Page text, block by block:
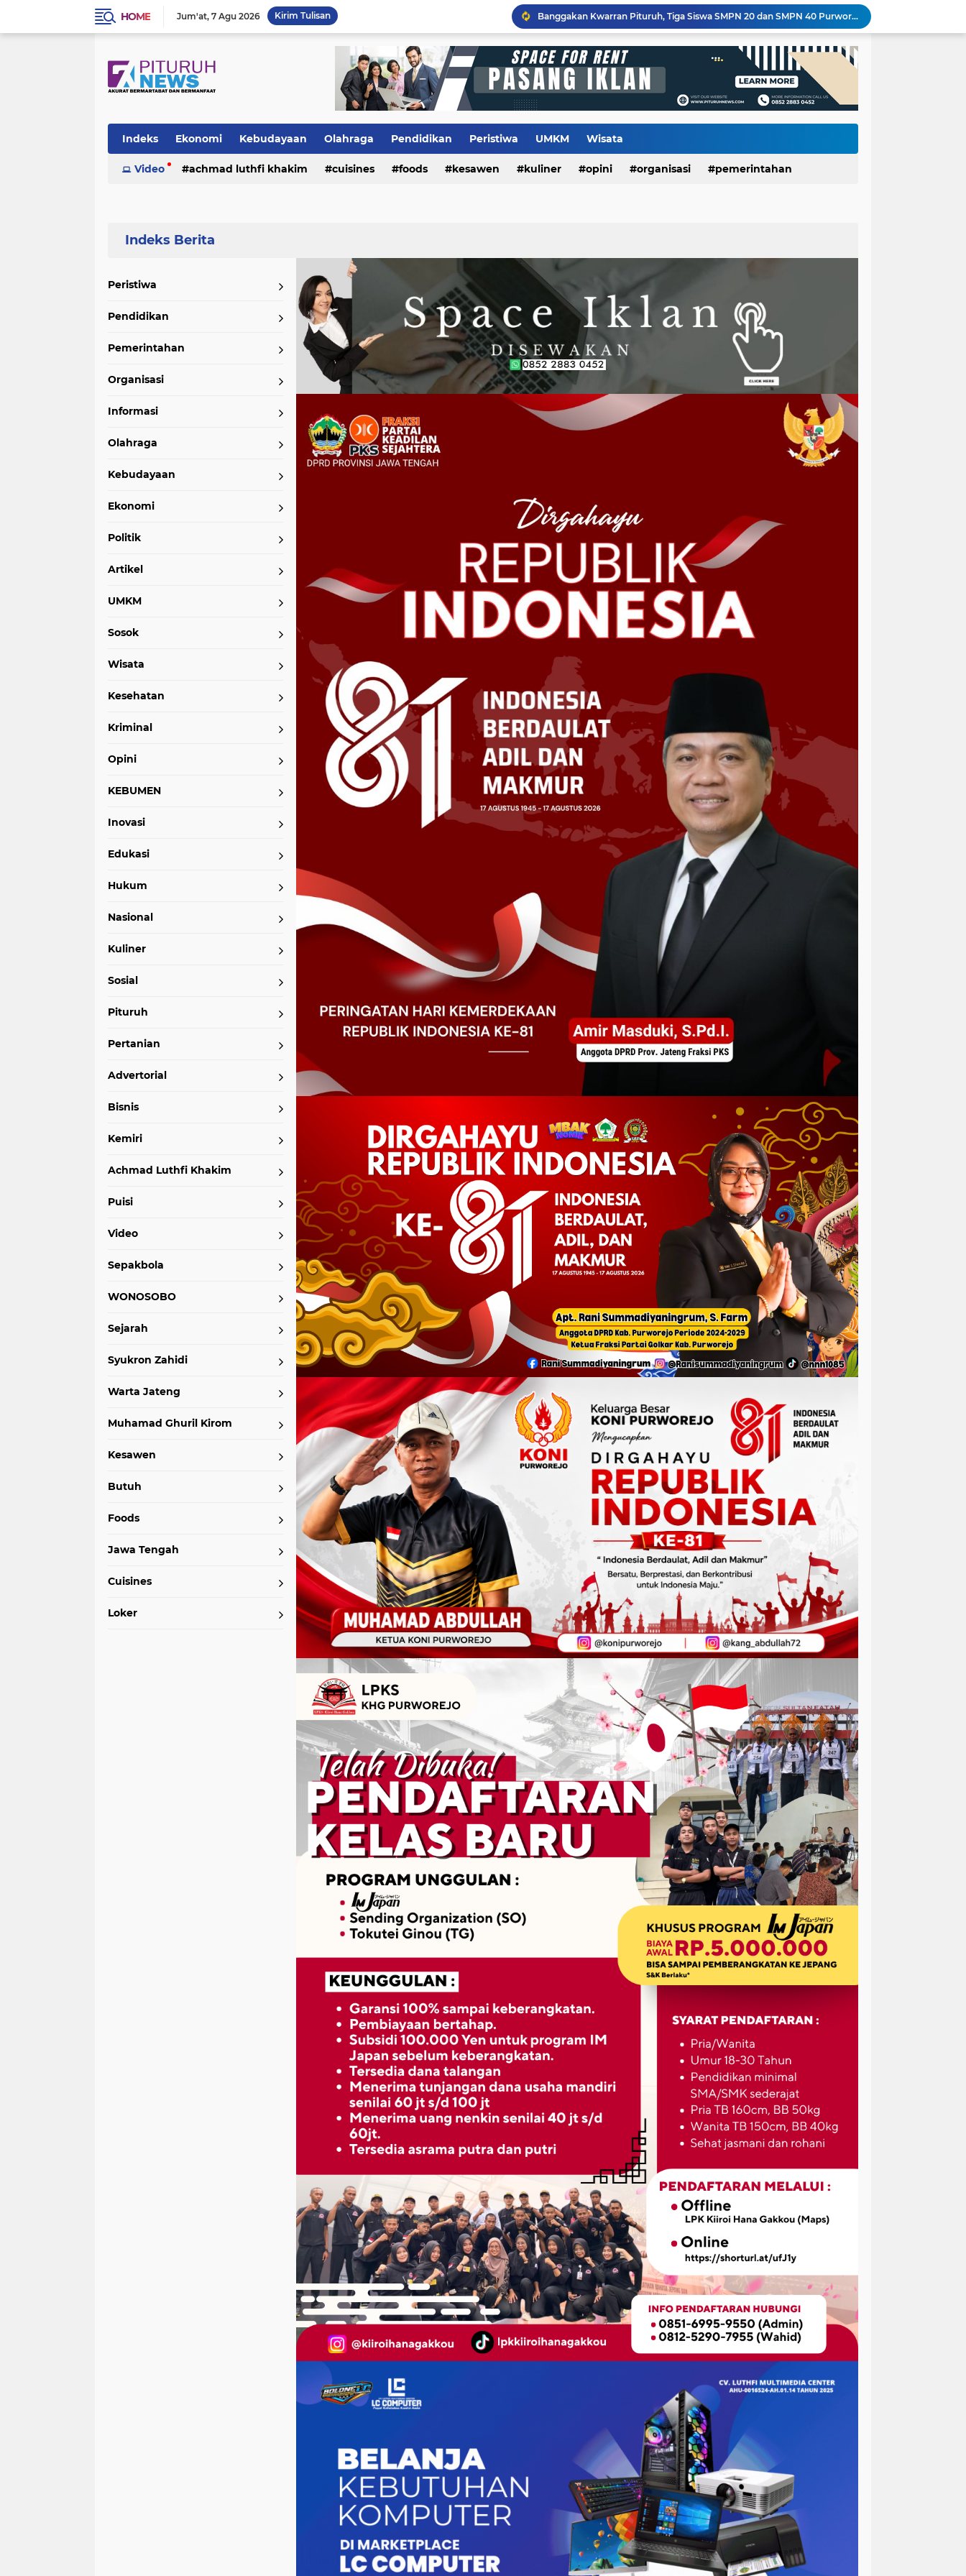
HOME Jum'at 7 Agu 2026 Kirim Tulisan
PT Unggulrejo Wasono Dilanda Kebakaran, Tiga Korban Dilaporkan Alami Luka
Meriahkan HUT RI ke-81, SDN Luwenglor Sabet Juara 1 Turnamen Mini Soccer SD Se-Kecamatan Pituruh
Kemarau Picu Krisis Air Bersih, SDN Munggangsari dan Warga Kaligintung Berharap Pasokan Air Rutin
Flashback Program PITULUNGAN Yuli–Dion: Sejauh Mana Realisasinya?
Wartawan Senior Purworejo Bambang Yoso Tutup Usia, Kepergiannya Tinggalkan Duka Mendalam
Seru dan Penuh Keakraban! Antusiasme Siswa SMPN 20 Purworejo Ikuti Perkemahan Penerimaan Penggalang Baru 2026
Indeks Ekonomi Kebudayaan Olahraga Pendidikan Peristiwa UMKM Wisata
Video achmad luthfi khakim cuisines foods kesawen kuliner opini organisasi pemerintahan
Peristiwa
Pendidikan
Pemerintahan
Organisasi
Informasi
Olahraga
Kebudayaan
Ekonomi
Politik
Artikel
UMKM
Sosok
Wisata
Kesehatan
Kriminal
Opini
KEBUMEN
Inovasi
Edukasi
Hukum
Nasional
Kuliner
Sosial
Pituruh
Pertanian
Advertorial
Bisnis
Kemiri
Achmad Luthfi Khakim
Puisi
Video
Sepakbola
WONOSOBO
Sejarah
Syukron Zahidi
Warta Jateng
Muhamad Ghuril Kirom
Kesawen
Butuh
Foods
Jawa Tengah
Cuisines
Loker